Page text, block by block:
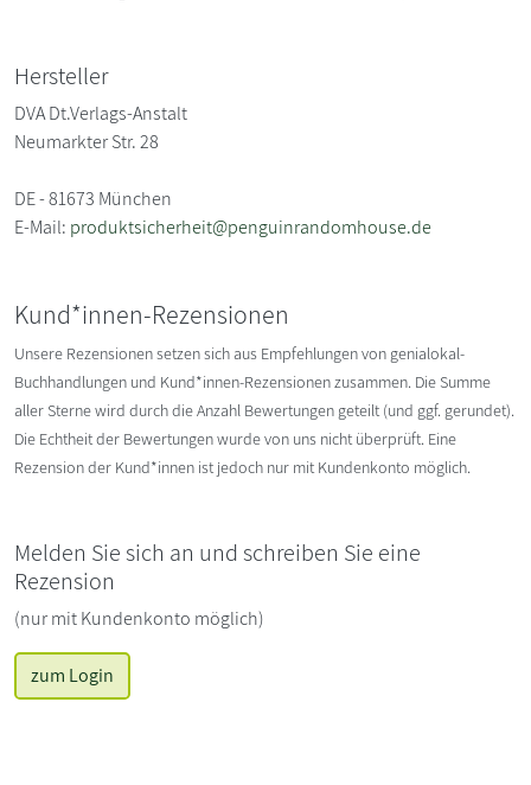
Hersteller
DVA Dt.Verlags-Anstalt
Neumarkter Str. 28
DE - 81673 München
E-Mail: produktsicherheit@penguinrandomhouse.de
Kund*innen-Rezensionen
Unsere Rezensionen setzen sich aus Empfehlungen von genialokal-
Buchhandlungen und Kund*innen-Rezensionen zusammen. Die Summe
aller Sterne wird durch die Anzahl Bewertungen geteilt (und ggf. gerundet).
Die Echtheit der Bewertungen wurde von uns nicht überprüft. Eine
Rezension der Kund*innen ist jedoch nur mit Kundenkonto möglich.
Melden Sie sich an und schreiben Sie eine
Rezension
(nur mit Kundenkonto möglich)
zum Login